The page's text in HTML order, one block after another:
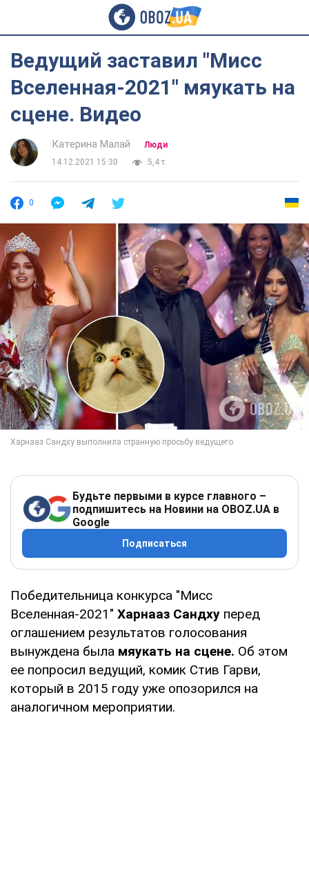
Ведущий заставил "Мисс
Вселенная-2021" мяукать на
сцене. Видео
Катерина Малай
Люди
14.12.2021 15:30
5,4 т.
0
Будьте первыми в курсе главного –
подпишитесь на Новини на OBOZ.UA в
Google
Подписаться
Победительница конкурса "Мисс
Вселенная-2021" Харнааз Сандху перед
оглашением результатов голосования
вынуждена была мяукать на сцене. Об этом
ее попросил ведущий, комик Стив Гарви,
который в 2015 году уже опозорился на
аналогичном мероприятии.